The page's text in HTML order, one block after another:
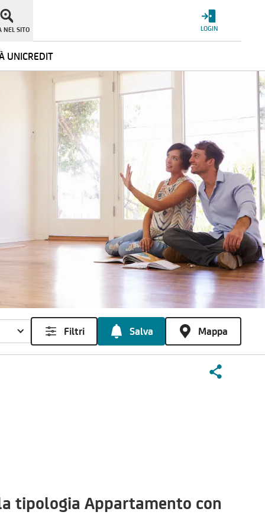
UNICREDIT
NEL SITO LOGIN
Filtri Salva Mappa
tipologia Appartamento con